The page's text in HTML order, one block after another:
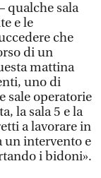
qualche sala
e le
che
di un
mattina
uno di
sale operatorie
la sala 5 e la
a lavorare in
un intervento e
i bidoni».